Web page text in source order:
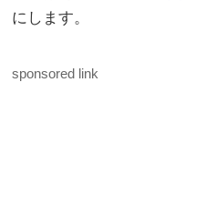
にします。
sponsored link